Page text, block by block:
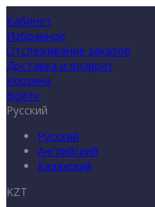
Кабинет
Избранное
Отслеживание заказов
Доставка и возврат
Корзина
Войти
Русский
Русский
Английский
Казахский
KZT